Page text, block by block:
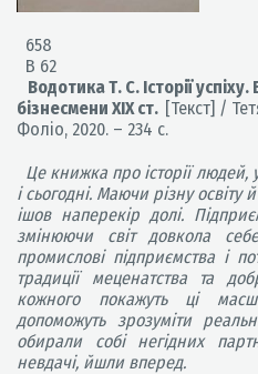
658
В 62
Водотика Т. С. Історії успіху.
бізнесмени XIX ст. [Текст] /
Фоліо, 2020. – 234 с.
Це книжка про історії людей,
і сьогодні. Маючи різну освіту
ішов наперекір долі.
змінюючи світ довкола
промислові підприємства і
традиції меценатства та
кожного покажуть ці
допоможуть зрозуміти
обирали собі негідних
невдачі, йшли вперед.